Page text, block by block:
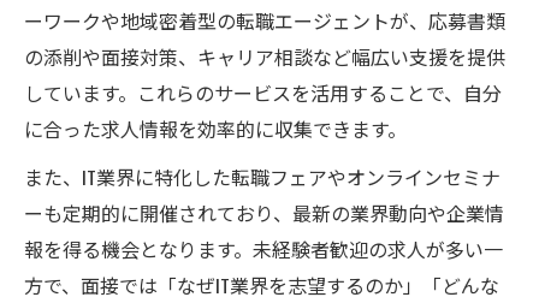
ーワークや地域密着型の転職エージェントが、応募書類
の添削や面接対策、キャリア相談など幅広い支援を提供
しています。これらのサービスを活用することで、自分
に合った求人情報を効率的に収集できます。
また、IT業界に特化した転職フェアやオンラインセミナ
ーも定期的に開催されており、最新の業界動向や企業情
報を得る機会となります。未経験者歓迎の求人が多い一
方で、面接では「なぜIT業界を志望するのか」「どんな